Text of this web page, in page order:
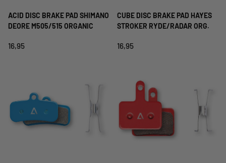
ACID DISC BRAKE PAD SHIMANO
DEORE M505/515 ORGANIC
16,95
CUBE DISC BRAKE PAD HAYES
STROKER RYDE/RADAR ORG.
16,95